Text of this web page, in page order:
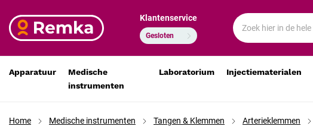
Klantenservice
Gesloten
Apparatuur
Medische
instrumenten
Laboratorium Injectiematerialen
Home Medische instrumenten Tangen & Klemmen Arterieklemmen
Pean arterieklem 25 cm gebogen RVS
€ 27,10
€ 22,40